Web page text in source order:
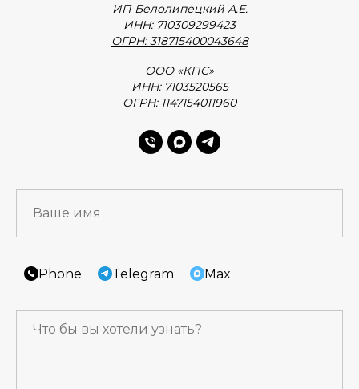
ИП Белолипецкий А.Е.
ИНН: 710309299423
ОГРН: 318715400043648
ООО «КПС»
ИНН: 7103520565
ОГРН: 1147154011960
Phone Telegram Max